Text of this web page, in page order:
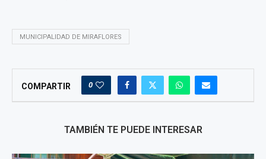
MUNICIPALIDAD DE MIRAFLORES
COMPARTIR 0
TAMBIÉN TE PUEDE INTERESAR